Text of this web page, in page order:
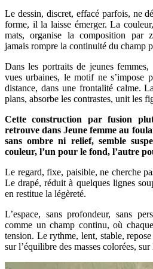
Le dessin, discret, effacé parfois, ne
forme, il la laisse émerger. La
mats, organise la composition par
jamais rompre la continuité du champ
Dans les portraits de jeunes
vues urbaines, le motif ne s’impose
distance, dans une frontalité calme.
plans, absorbe les contrastes, unit les
Cette construction par fusion
retrouve dans Jeune femme au
sans ombre ni relief, semble
couleur, l’un pour le fond, l’autre
Le regard, fixe, paisible, ne cherche
Le drapé, réduit à quelques lignes
en restitue la légèreté.
L’espace, sans profondeur, sans
comme un champ continu, où
tension. Le rythme, lent, stable,
sur l’équilibre des masses colorées,